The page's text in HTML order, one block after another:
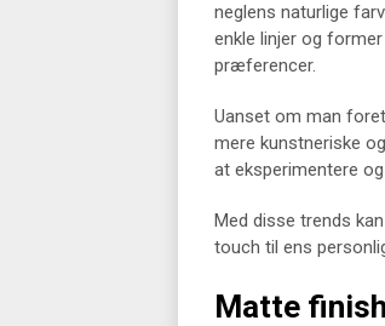
neglens naturlige
enkle linjer og
præferencer.
Uanset om man
mere kunstneriske
at eksperimentere
Med disse trends
touch til ens
Matte